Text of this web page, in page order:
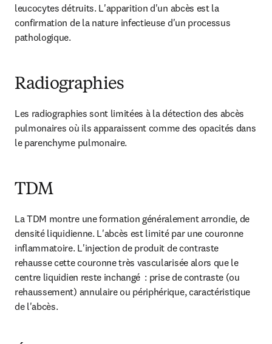
leucocytes détruits. L'apparition d'un abcès est la
confirmation de la nature infectieuse d'un processus
pathologique.
Radiographies
Les radiographies sont limitées à la détection des abcès
pulmonaires où ils apparaissent comme des opacités dans
le parenchyme pulmonaire.
TDM
La TDM montre une formation généralement arrondie, de
densité liquidienne. L'abcès est limité par une couronne
inflammatoire. L'injection de produit de contraste
rehausse cette couronne très vascularisée alors que le
centre liquidien reste inchangé  : prise de contraste (ou
rehaussement) annulaire ou périphérique, caractéristique
de l'abcès.